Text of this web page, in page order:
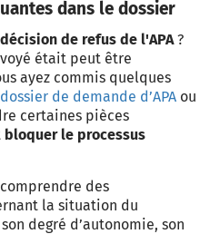
dans le dossier
décision de refus de l'APA?
était peut être
ayez commis quelques
dossier de demande d’APA ou
certaines pièces
bloquer le processus
des
la situation du
degré d’autonomie, son